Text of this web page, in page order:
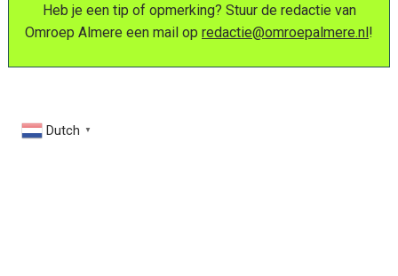
Heb je een tip of opmerking? Stuur de redactie van
Omroep Almere een mail op redactie@omroepalmere.nl!
Dutch ▼